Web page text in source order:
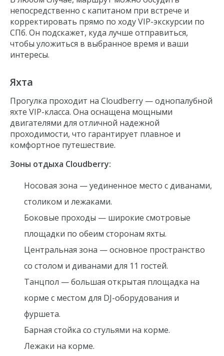
непосредственно с капитаном при встрече и
корректировать прямо по ходу VIP-экскурсии по
СПб. Он подскажет, куда лучше отправиться,
чтобы уложиться в выбранное время и ваши
интересы.
Яхта
Прогулка проходит на Cloudberry — однопалубной
яхте VIP-класса. Она оснащена мощными
двигателями для отличной надежной
проходимости, что гарантирует плавное и
комфортное путешествие.
Зоны отдыха Cloudberry:
Носовая зона — уединенное место с диванами,
столиком и лежаками.
Боковые проходы — широкие смотровые
площадки по обеим сторонам яхты.
Центральная зона — основное пространство
со столом и диванами для 11 гостей.
Танцпол — большая открытая площадка на
корме с местом для DJ-оборудования и
фуршета.
Барная стойка со стульями на корме.
Лежаки на корме.